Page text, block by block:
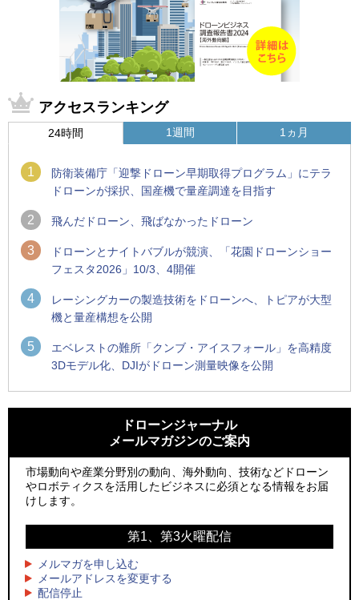
アクセスランキング
24時間
1
防衛装備庁「迎撃ドローン早期取得プログラム」にテラ
ドローンが採択、国産機で量産調達を目指す
2 飛んだドローン、飛ばなかったドローン
3
ドローンとナイトバブルが競演、「花園ドローンショー
フェスタ2026」10/3、4開催
4
レーシングカーの製造技術をドローンへ、トピアが大型
機と量産構想を公開
5
エベレストの難所「クンブ・アイスフォール」を高精度
3Dモデル化、DJIがドローン測量映像を公開
1週間
ン」とドローンショーによる新演出を実施
防衛装備庁「迎撃ドローン早期取得プログラム」にテラドロ
ーンが採択、国産機で量産調達を目指す
レッドクリフ、足利花火大会で映画『スパイダーマン』や
ドローンとナイトバブルが競演、「花園ドローンショーフェ
スタ2026」10/3、4開催
飛んだドローン、飛ばなかったドローン
1ヵ月
ン」とドローンショーによる新演出を実施
国産AUVを社会実装へ、スタートアップ「BlueArch株式会
社」設立
防衛装備庁「迎撃ドローン早期取得プログラム」にテラドロ
サザンビーチちがさき花火大会で「復活の花火」打ち上げ、
キリンビールがライブ中継と連動した支援企画
ロボデックス、2時間超の飛行を目指す新型水素燃料電池ドロ
ドローンジャーナル
メールマガジンのご案内
市場動向や産業分野別の動向、海外動向、技術などドローン
やロボティクスを活用したビジネスに必須となる情報をお届
けします。
第1、第3火曜配信
メルマガを申し込む
メールアドレスを変更する
配信停止